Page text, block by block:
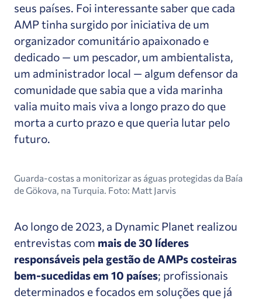
seus países. Foi interessante saber que cada
AMP tinha surgido por iniciativa de um
organizador comunitário apaixonado e
dedicado — um pescador, um ambientalista,
um administrador local — algum defensor da
comunidade que sabia que a vida marinha
valia muito mais viva a longo prazo do que
morta a curto prazo e que queria lutar pelo
futuro.
Guarda-costas a monitorizar as águas protegidas da Baía
de Gökova, na Turquia. Foto: Matt Jarvis
Ao longo de 2023, a Dynamic Planet realizou
entrevistas com mais de 30 líderes
responsáveis pela gestão de AMPs costeiras
bem-sucedidas em 10 países; profissionais
determinados e focados em soluções que já